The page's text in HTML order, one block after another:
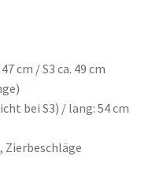
cm / S3 ca. 49 cm
bei S3) / lang: 54 cm
Zierbeschläge